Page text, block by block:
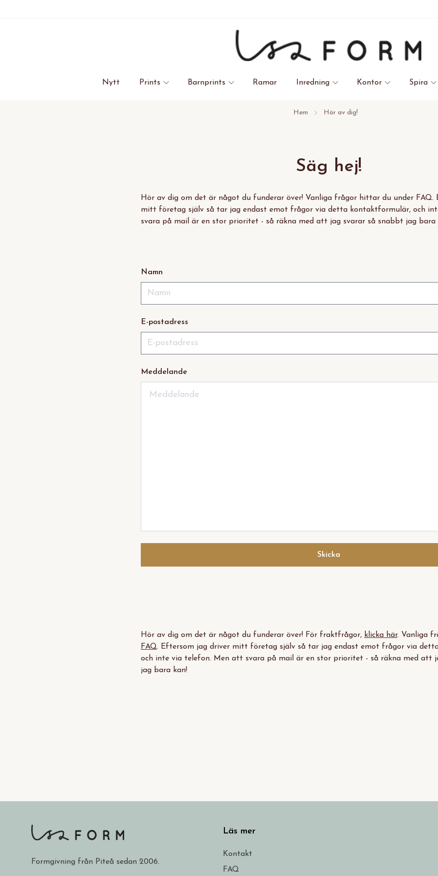
Nytt Prints Barnprints Ramar Inredning Kontor Spira
Hem Hör av dig!
Säg hej!
Hör av dig om det är något du funderar över! Vanliga frågor hittar du under FAQ.
mitt företag själv så tar jag endast emot frågor via detta kontaktformulär, och
svara på mail är en stor prioritet - så räkna med att jag svarar så snabbt jag bara
Namn
E-postadress
Meddelande
Skicka
Hör av dig om det är något du funderar över! För fraktfrågor, klicka här. Vanliga
FAQ. Eftersom jag driver mitt företag själv så tar jag endast emot frågor via
och inte via telefon. Men att svara på mail är en stor prioritet - så räkna med att
jag bara kan!
Formgivning från Piteå sedan 2006.
Läs mer
Kontakt
FAQ